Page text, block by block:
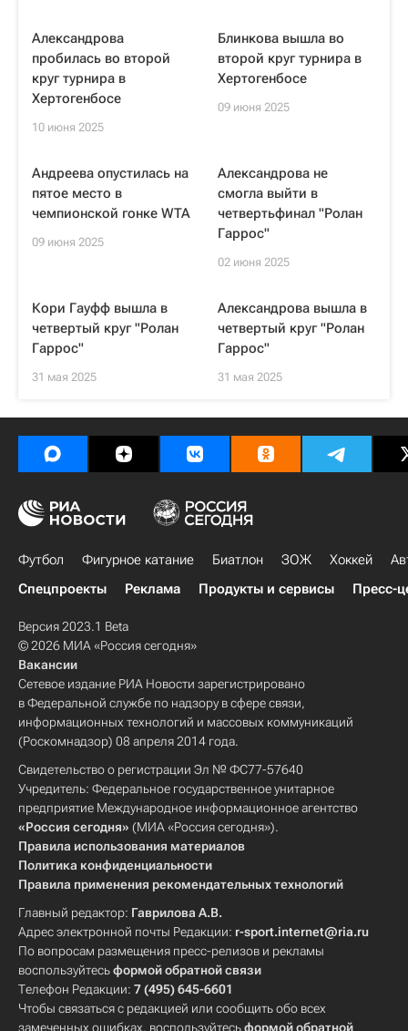
Александрова
пробилась во второй
круг турнира в
Хертогенбосе
10 июня 2025
Блинкова вышла во
второй круг турнира в
Хертогенбосе
09 июня 2025
Андреева опустилась на
пятое место в
чемпионской гонке WTA
09 июня 2025
Александрова не
смогла выйти в
четвертьфинал "Ролан
Гаррос"
02 июня 2025
Кори Гауфф вышла в
четвертый круг "Ролан
Гаррос"
31 мая 2025
Александрова вышла в
четвертый круг "Ролан
Гаррос"
31 мая 2025
Футбол Фигурное катание Биатлон ЗОЖ Хоккей
Спецпроекты
Реклама Продукты и сервисы Пресс-
Версия 2023.1 Beta
© 2026 МИА «Россия сегодня»
Вакансии
Сетевое издание РИА Новости зарегистрировано
в Федеральной службе по надзору в сфере связи,
информационных технологий и массовых коммуникаций
(Роскомнадзор) 08 апреля 2014 года.
Свидетельство о регистрации Эл № ФС77-57640
Учредитель: Федеральное государственное унитарное
предприятие Международное информационное агентство
«Россия сегодня» (МИА «Россия сегодня»).
Правила использования материалов
Политика конфиденциальности
Правила применения рекомендательных технологий
Главный редактор: Гаврилова А.В.
Адрес электронной почты Редакции: r-sport.internet@ria.ru
По вопросам размещения пресс-релизов и рекламы
воспользуйтесьформой обратной связи
Телефон Редакции: 7 (495) 645-6601
Чтобы связаться с редакцией или сообщить обо всех
замеченных ошибках, воспользуйтесьформой обратной